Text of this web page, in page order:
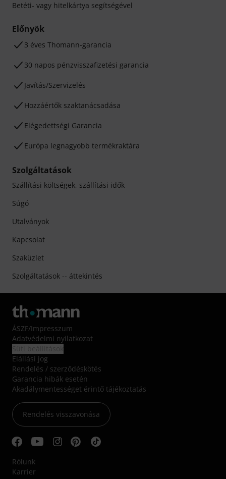
Betéti- vagy hitelkártya segítségével
Előnyök
3 éves Thomann-garancia
30 napos pénzvisszafizetési garancia
Javítás/Szervizelés
Hozzáértők szaktanácsadása
Elégedettségi Garancia
Európa legnagyobb termékraktára
Szolgáltatások
Szállítási költségek, szállítási idők
Súgó
Utalványok
Kapcsolat
Szaküzlet
Szolgáltatások -- áttekintés
ÁSZF/Impresszum
Adatvédelmi nyilatkozat
Elállási jog
Rendelés / szerződéskötés
Garancia hibák esetén
Akadálymentességet érintő tájékoztatás
Rendelés visszavonása
Rólunk
Karrier